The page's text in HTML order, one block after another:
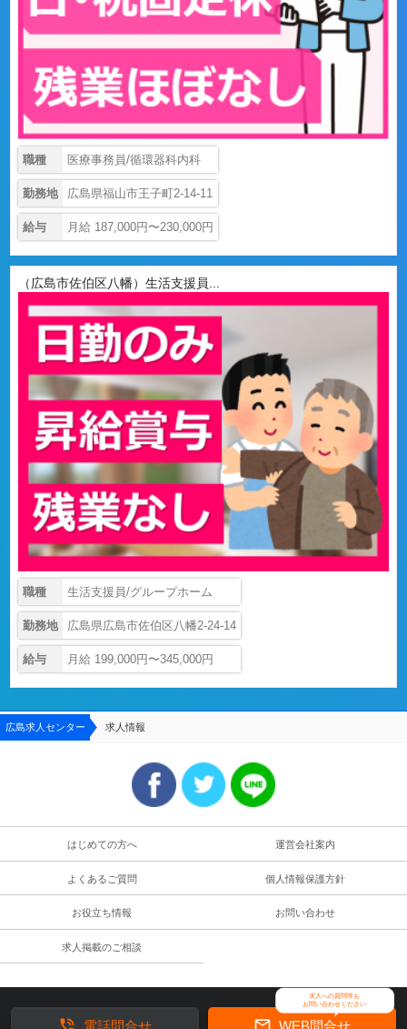
職種 医療事務員/循環器科内科
勤務地 広島県福山市王子町2-14-11
給与 月給 187,000円〜230,000円
（広島市佐伯区八幡）生活支援員...
職種 生活支援員/グループホーム
勤務地 広島県広島市佐伯区八幡2-24-14
給与 月給 199,000円〜345,000円
広島求人センター 求人情報
はじめての方へ 運営会社案内
よくあるご質問 個人情報保護方針
お役立ち情報 お問い合わせ
求人掲載のご相談
求人への質問等も
お問い合わせください
 WEB問合せ
 電話問合せ